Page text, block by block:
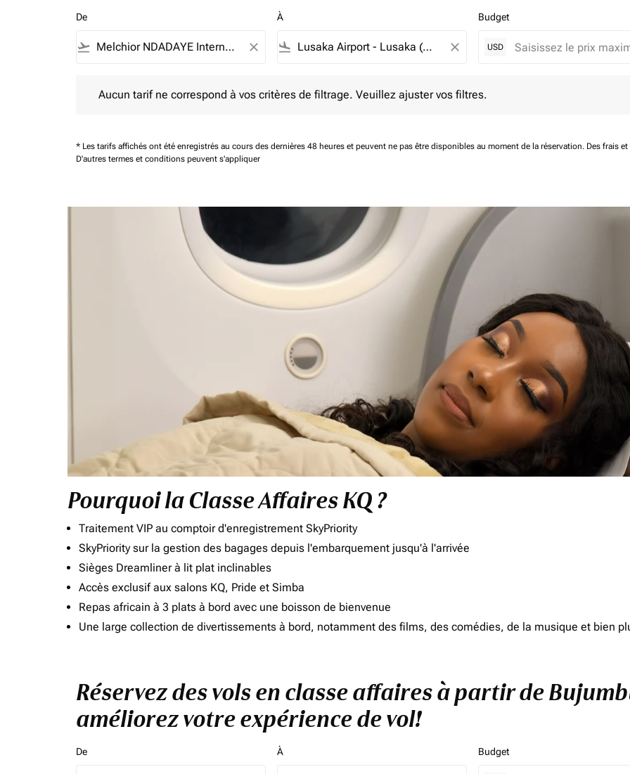
De
flight_takeoff close
À
flight_land close
Budget
USD
Aucun tarif ne correspond à vos critères de filtrage. Veuillez ajuster vos filtres.
* Les tarifs affichés ont été enregistrés au cours des dernières 48 heures et peuvent ne pas être disponibles au moment de la réservation. Des frais
D'autres termes et conditions peuvent s'appliquer
Pourquoi la Classe Affaires KQ ?
Traitement VIP au comptoir d'enregistrement SkyPriority
SkyPriority sur la gestion des bagages depuis l'embarquement jusqu'à l'arrivée
Sièges Dreamliner à lit plat inclinables
Accès exclusif aux salons KQ, Pride et Simba
Repas africain à 3 plats à bord avec une boisson de bienvenue
Une large collection de divertissements à bord, notamment des films, des comédies, de la musique et bien
Réservez des vols en classe affaires à partir de
améliorez votre expérience de vol!
De À Budget